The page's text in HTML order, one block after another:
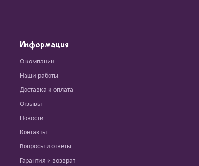
Информация
О компании
Наши работы
Доставка и оплата
Отзывы
Новости
Контакты
Вопросы и ответы
Гарантия и возврат